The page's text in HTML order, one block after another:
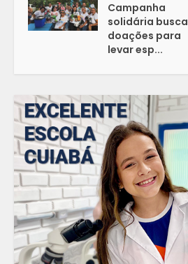
Campanha
solidária busca
doações para
levar esp...